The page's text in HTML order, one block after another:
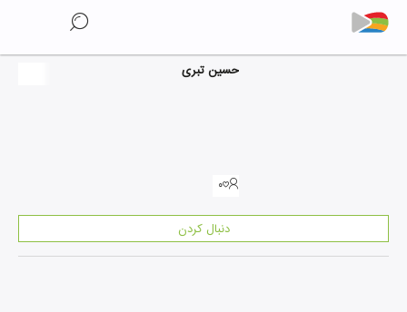
حسین تبری
۰
دنبال کردن